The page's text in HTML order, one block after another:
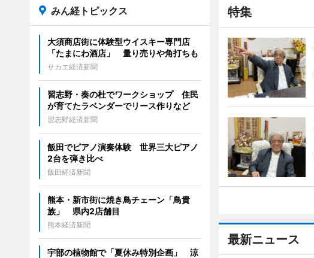
特集
最新ニュース
みん経トピックス
大須商店街に体験型ウイスキー専門店
「たまにわ酒店」 量り売りや角打ちも
サカエ経済新聞
習志野・奏の杜でワークショップ 住民
が育てたラベンダーでリース作りなど
習志野経済新聞
飯田でピアノ演奏体験 世界三大ピアノ
2台を弾き比べ
飯田経済新聞
熊本・新市街に焼き鳥チェーン「鳥貴
族」 県内2店舗目
熊本経済新聞
宇部の植物館で「夏休み特別企画」 涼